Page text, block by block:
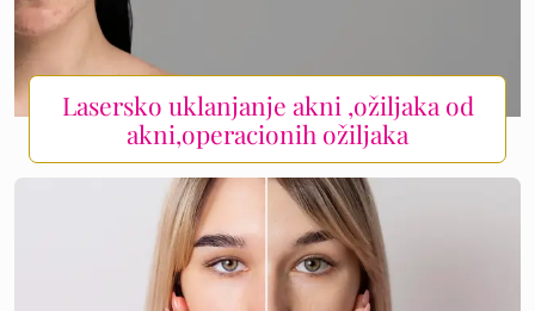
Lasersko uklanjanje akni ,ožiljaka od
akni,operacionih ožiljaka